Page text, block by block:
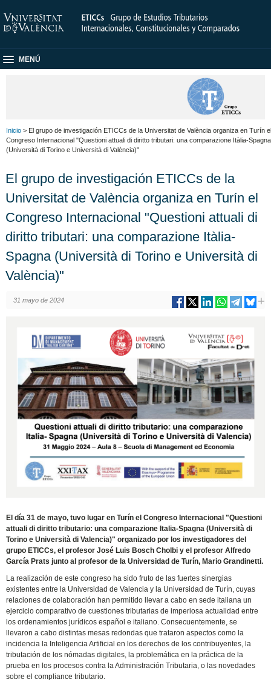
MENÚ
Inicio > El grupo de investigación ETICCs de la Universitat de València organiza en Turín el
Congreso Internacional "Questioni attuali di diritto tributari: una comparazione Itàlia-Spagna
(Università di Torino e Università di València)"
El grupo de investigación ETICCs de la
Universitat de València organiza en Turín el
Congreso Internacional "Questioni attuali di
diritto tributari: una comparazione Itàlia-
Spagna (Università di Torino e Università di
València)"
31 mayo de 2024
El día 31 de mayo, tuvo lugar en Turín el Congreso Internacional "Questioni
attuali di diritto tributario: una comparazione Italia-Spagna (Università di
Torino e Università di Valencia)" organizado por los investigadores del
grupo ETICCs, el profesor José Luis Bosch Cholbi y el profesor Alfredo
García Prats junto al profesor de la Universidad de Turín, Mario Grandinetti.
La realización de este congreso ha sido fruto de las fuertes sinergias
existentes entre la Universidad de Valencia y la Universidad de Turín, cuyas
relaciones de colaboración han permitido llevar a cabo en sede italiana un
ejercicio comparativo de cuestiones tributarias de imperiosa actualidad entre
los ordenamientos jurídicos español e italiano. Consecuentemente, se
llevaron a cabo distintas mesas redondas que trataron aspectos como la
incidencia la Inteligencia Artificial en los derechos de los contribuyentes, la
tributación de los nómadas digitales, la problemática en la práctica de la
prueba en los procesos contra la Administración Tributaria, o las novedades
sobre el compliance tributario.